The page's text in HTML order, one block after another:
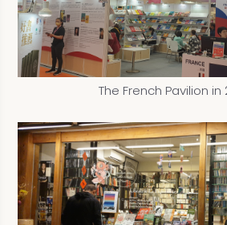
The French Pavilion in